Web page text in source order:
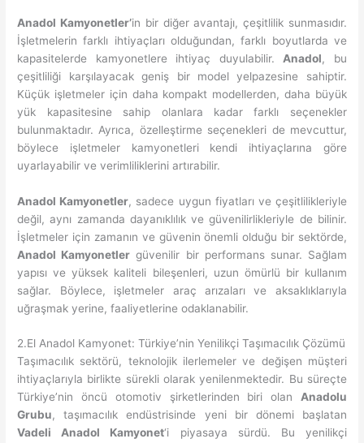
Anadol Kamyonetler’in bir diğer avantajı, çeşitlilik sunmasıdır.
İşletmelerin farklı ihtiyaçları olduğundan, farklı boyutlarda ve
kapasitelerde kamyonetlere ihtiyaç duyulabilir. Anadol, bu
çeşitliliği karşılayacak geniş bir model yelpazesine sahiptir.
Küçük işletmeler için daha kompakt modellerden, daha büyük
yük kapasitesine sahip olanlara kadar farklı seçenekler
bulunmaktadır. Ayrıca, özelleştirme seçenekleri de mevcuttur,
böylece işletmeler kamyonetleri kendi ihtiyaçlarına göre
uyarlayabilir ve verimliliklerini artırabilir.
Anadol Kamyonetler, sadece uygun fiyatları ve çeşitlilikleriyle
değil, aynı zamanda dayanıklılık ve güvenilirlikleriyle de bilinir.
İşletmeler için zamanın ve güvenin önemli olduğu bir sektörde,
Anadol Kamyonetler güvenilir bir performans sunar. Sağlam
yapısı ve yüksek kaliteli bileşenleri, uzun ömürlü bir kullanım
sağlar. Böylece, işletmeler araç arızaları ve aksaklıklarıyla
uğraşmak yerine, faaliyetlerine odaklanabilir.
2.El Anadol Kamyonet: Türkiye’nin Yenilikçi Taşımacılık Çözümü
Taşımacılık sektörü, teknolojik ilerlemeler ve değişen müşteri
ihtiyaçlarıyla birlikte sürekli olarak yenilenmektedir. Bu süreçte
Türkiye’nin öncü otomotiv şirketlerinden biri olan Anadolu
Grubu, taşımacılık endüstrisinde yeni bir dönemi başlatan
Vadeli Anadol Kamyonet‘i piyasaya sürdü. Bu yenilikçi